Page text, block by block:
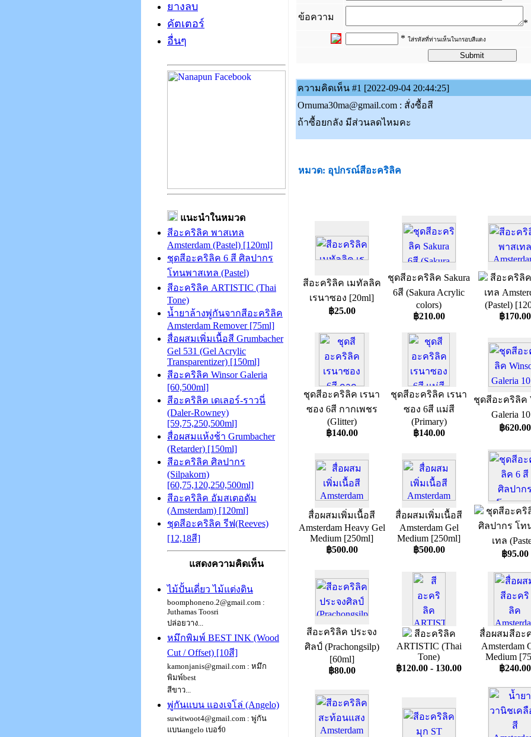
ยางลบ
คัตเตอร์
อื่นๆ
แนะนำในหมวด
สีอะคริลิค พาสเทล
Amsterdam (Pastel) [120ml]
ชุดสีอะคริลิค 6 สี ศิลปากร
โทนพาสเทล (Pastel)
สีอะคริลิค ARTISTIC (Thai
Tone)
น้ำยาล้างพู่กันจากสีอะคริลิค
Amsterdam Remover [75ml]
สื่อผสมเพิ่มเนื้อสี Grumbacher
Gel 531 (Gel Acrylic
Transparentizer) [150ml]
สีอะคริลิค Winsor Galeria
[60,500ml]
สีอะคริลิค เดเลอร์-ราวนี่
(Daler-Rowney)
[59,75,250,500ml]
สื่อผสมแห้งช้า Grumbacher
(Retarder) [150ml]
สีอะคริลิค ศิลปากร
(Silpakorn)
[60,75,120,250,500ml]
สีอะคริลิค อัมสเตอดัม
(Amsterdam) [120ml]
ชุดสีอะคริลิค รีฟ(Reeves)
[12,18สี]
แสดงความคิดเห็น
ไม้ปั้นเดี่ยว ไม้แต่งดิน
boomphoneno.2@gmail.com :
Juthamas Toosri
ปล่อยวาง...
หมึกพิมพ์ BEST INK (Wood
Cut / Offset) [10สี]
kamonjanis@gmail.com : หมึก
พิมพ์best
สีขาว...
พู่กันแบน แองเจโล่ (Angelo)
suwitwoot4@gmail.com : พู่กัน
แบนangelo เบอร์0
ข้อความ
*
* ใส่รหัสที่ท่านเห็นในกรอบสีแดง
ความคิดเห็น #1 [2022-09-04 20:44:25]
Ornuma30ma@gmail.com : สั่งซื้อสี
ถ้าซื้อยกลัง มีส่วนลดไหมคะ
หมวด: อุปกรณ์สีอะคริลิค
สีอะคริลิค เมทัลลิค
เรนาซอง [20ml]
฿25.00
ชุดสีอะคริลิค Sakura
6สี (Sakura Acrylic
colors)
฿210.00
สีอะคริลิ
เทล
(Pastel)
฿170.00
ชุดสีอะคริลิค เรนา
ซอง 6สี กากเพชร
(Glitter)
฿140.00
ชุดสีอะคริลิค เรนา
ซอง 6สี แม่สี
(Primary)
฿140.00
ชุดสีอะคริลิค
Galeria
฿620.00
สื่อผสมเพิ่มเนื้อสี
Amsterdam Heavy Gel
Medium [250ml]
฿500.00
สื่อผสมเพิ่มเนื้อสี
Amsterdam Gel
Medium [250ml]
฿500.00
ชุดสีอะคริ
ศิลปากร โท
เทล
฿95.00
สีอะคริลิค ประจง
ศิลป์ (Prachongsilp)
[60ml]
฿80.00
สีอะคริลิค
ARTISTIC (Thai
Tone)
฿120.00 - 130.00
สื่อผสมสีอะ
Amsterdam
Medium
฿240.00